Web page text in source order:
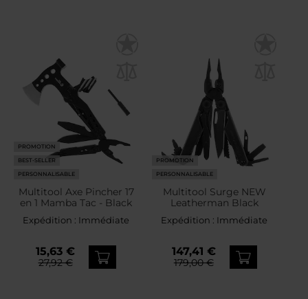
PROMOTION
BEST-SELLER
PERSONNALISABLE
Multitool Axe Pincher 17
en 1 Mamba Tac - Black
Expédition : Immédiate
15,63 €
27,92 €
PROMOTION
PERSONNALISABLE
Multitool Surge NEW
Leatherman Black
Expédition : Immédiate
147,41 €
179,00 €